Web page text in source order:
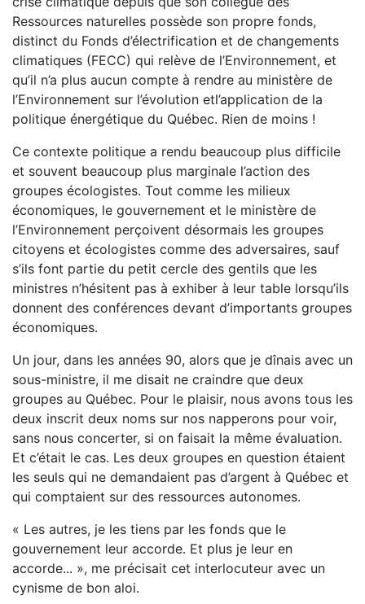
Ressources naturelles possède son propre fonds,
distinct du Fonds d’électrification et de changements
climatiques (FECC) qui relève de l’Environnement, et
qu’il n’a plus aucun compte à rendre au ministère de
l’Environnement sur l’évolution etl’application de la
politique énergétique du Québec. Rien de moins !
Ce contexte politique a rendu beaucoup plus difficile
et souvent beaucoup plus marginale l’action des
groupes écologistes. Tout comme les milieux
économiques, le gouvernement et le ministère de
l’Environnement perçoivent désormais les groupes
citoyens et écologistes comme des adversaires, sauf
s’ils font partie du petit cercle des gentils que les
ministres n’hésitent pas à exhiber à leur table lorsqu’ils
donnent des conférences devant d’importants groupes
économiques.
Un jour, dans les années 90, alors que je dînais avec un
sous-ministre, il me disait ne craindre que deux
groupes au Québec. Pour le plaisir, nous avons tous les
deux inscrit deux noms sur nos napperons pour voir,
sans nous concerter, si on faisait la même évaluation.
Et c’était le cas. Les deux groupes en question étaient
les seuls qui ne demandaient pas d’argent à Québec et
qui comptaient sur des ressources autonomes.
« Les autres, je les tiens par les fonds que le
gouvernement leur accorde. Et plus je leur en
accorde... », me précisait cet interlocuteur avec un
cynisme de bon aloi.